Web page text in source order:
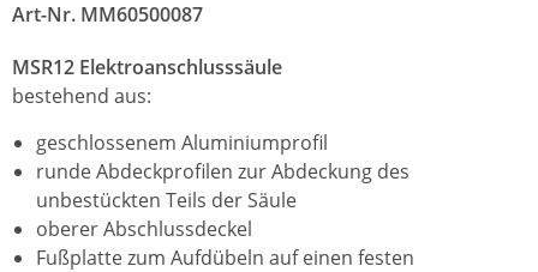
Art-Nr. MM60500087
MSR12 Elektroanschlusssäule
bestehend aus:
geschlossenem Aluminiumprofil
runde Abdeckprofilen zur Abdeckung des
unbestückten Teils der Säule
oberer Abschlussdeckel
Fußplatte zum Aufdübeln auf einen festen